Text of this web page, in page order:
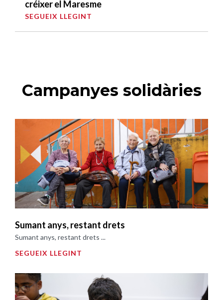
créixer el Maresme
SEGUEIX LLEGINT
Campanyes solidàries
Sumant anys, restant drets
Sumant anys, restant drets ...
SEGUEIX LLEGINT